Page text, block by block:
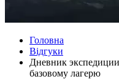
Головна
Відгуки
Дневник
базовому лагерю